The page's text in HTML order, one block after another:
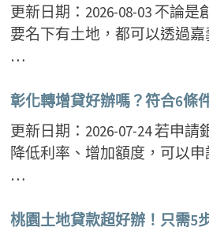
更新日期：2026-08-03 不論
要名下有土地，都可以透過
…
彰化轉增貸好辦嗎？符合6條
更新日期：2026-07-24 若申
降低利率、增加額度，可以
…
桃園土地貸款超好辦！只需5